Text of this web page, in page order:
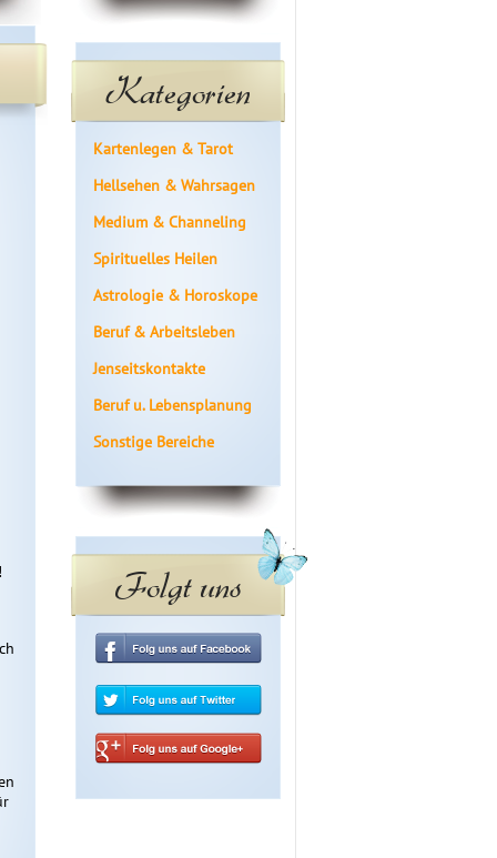
Kategorien
Kartenlegen & Tarot
Hellsehen & Wahrsagen
Medium & Channeling
Spirituelles Heilen
Astrologie & Horoskope
Beruf & Arbeitsleben
Jenseitskontakte
Beruf u. Lebensplanung
Sonstige Bereiche
Folgt uns